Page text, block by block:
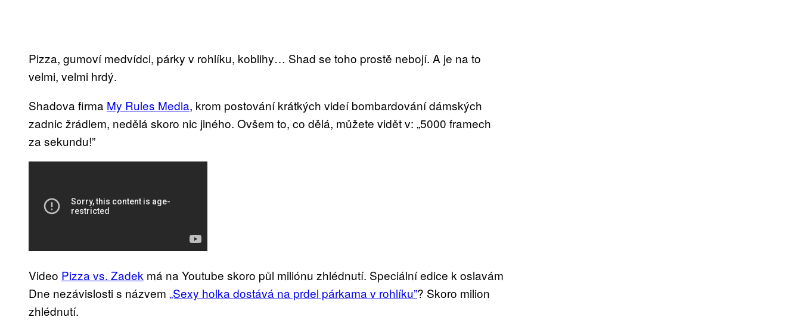
Pizza, gumoví medvídci, párky v rohlíku, koblihy… Shad se toho prostě nebojí. A je na to
velmi, velmi hrdý.
Shadova firma My Rules Media, krom postování krátkých videí bombardování dámských
zadnic žrádlem, nedělá skoro nic jiného. Ovšem to, co dělá, můžete vidět v: „5000 framech
za sekundu!”
Video Pizza vs. Zadek má na Youtube skoro půl miliónu zhlédnutí. Speciální edice k oslavám
Dne nezávislosti s názvem „Sexy holka dostává na prdel párkama v rohlíku”? Skoro milion
zhlédnutí.